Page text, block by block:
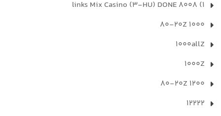
1) 8008 links Mix Casino (3-HU) DONE
1000 80-20Z
1000allZ
1000Z
1200 80-20Z
12222